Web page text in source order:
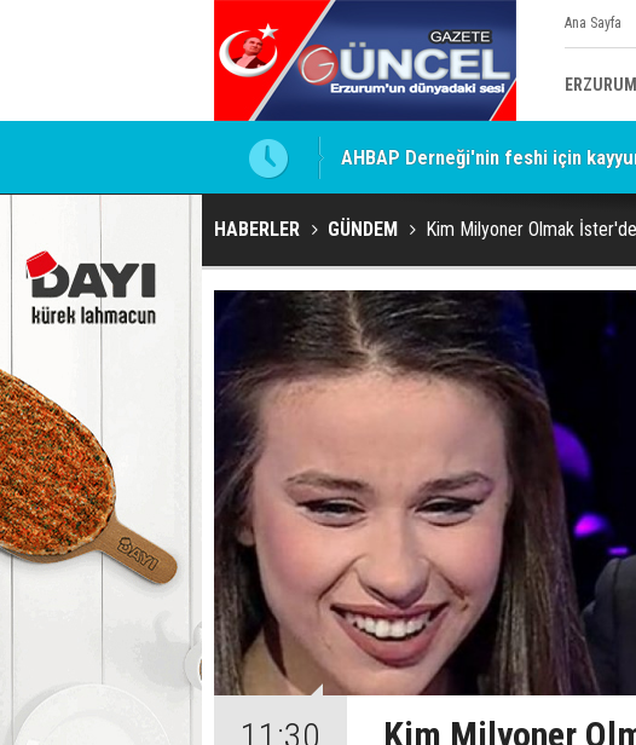
Ana Sayfa
ERZURUM
HABERLER GÜNDEM Kim Milyoner Olmak
11:30
Kim Milyoner